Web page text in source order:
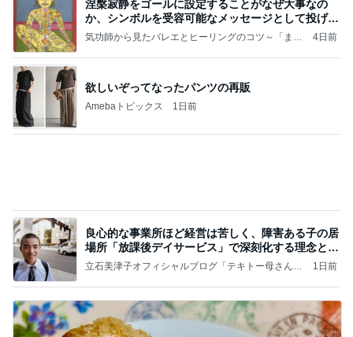
涅槃寂静をゴールに設定することがなぜ大事なの
か、シンボルを受容可能なメッセージとして投げる
ことが
気功師から見たバレエとヒーリングのコツ～「まと
4日前
欲しいぞってなったパンツの再販
Amebaトピックス 1日前
良心的な事業所ほど経営は苦しく、障害ある子の居
場所「放課後デイサービス」で深刻化する理念と現
実の
立石美津子オフィシャルブログ「テキトー母さんの
1日前